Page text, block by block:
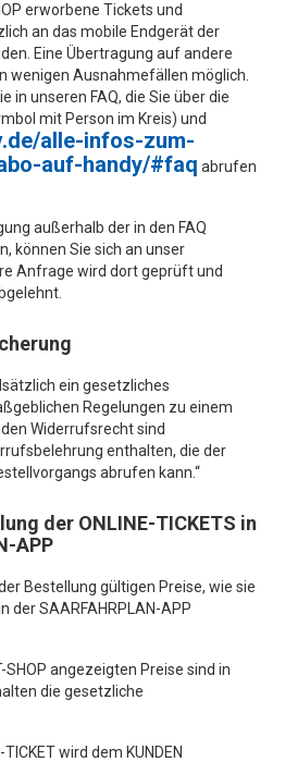
erworbene Tickets und
an das mobile Endgerät der
Eine Übertragung auf andere
wenigen Ausnahmefällen möglich.
in unseren FAQ, die Sie über die
mit Person im Kreis) und
alle-infos-zum-
auf-handy/#faq abrufen
außerhalb der in den FAQ
können Sie sich an unser
Anfrage wird dort geprüft und
ein gesetzliches
Regelungen zu einem
Widerrufsrecht sind
enthalten, die der
abrufen kann.“
der ONLINE-TICKETS in
APP
Bestellung gültigen Preise, wie sie
der SAARFAHRPLAN-APP
SHOP angezeigten Preise sind in
die gesetzliche
wird dem KUNDEN